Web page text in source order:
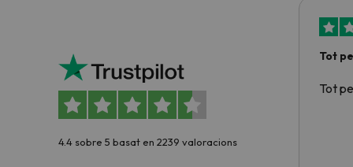
4.4 sobre 5 basat en 2239 valoracions
Tot
Tot